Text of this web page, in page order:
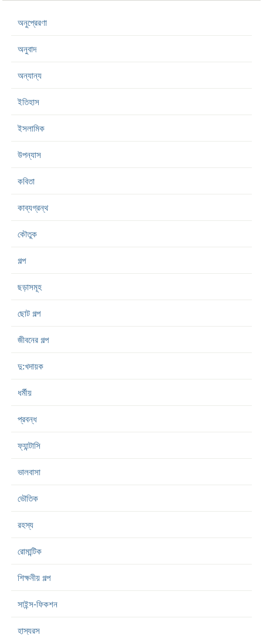
অনুপ্রেরণা
অনুবাদ
অন্যান্য
ইতিহাস
ইসলামিক
উপন্যাস
কবিতা
কাব্যগ্রন্থ
কৌতুক
গল্প
ছড়াসমূহ
ছোট গল্প
জীবনের গল্প
দু:খদায়ক
ধর্মীয়
প্রবন্ধ
ফ্যান্টাসি
ভালবাসা
ভৌতিক
রহস্য
রোমান্টিক
শিক্ষনীয় গল্প
সাইন্স-ফিকশন
হাস্যরস